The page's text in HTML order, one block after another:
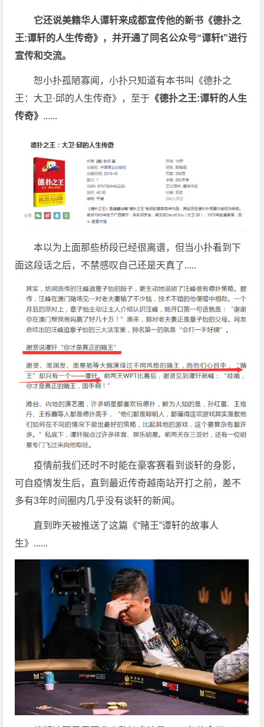
它还说美籍华人谭轩来成都宣传他的新书《德扑之
王:谭轩的人生传奇》，并开通了同名公众号“谭轩t”进行
宣传和交流。
恕小扑孤陋寡闻，小扑只知道有本书叫《德扑之
王：大卫·邱的人生传奇》，至于 《德扑之王:谭轩的人生
传奇》 ......
本以为上面那些桥段已经很离谱，但当小扑看到下
面这段话之后，不禁感叹自己还是天真了.....
疫情前我们还时不时能在豪客赛看到谈轩的身影，
可自疫情发生后，直到最近传奇越南站开打之前，差不
多有3年时间圈内几乎没有谈轩的新闻。
直到昨天被推送了这篇《“赌王”谭轩的故事人
生》......